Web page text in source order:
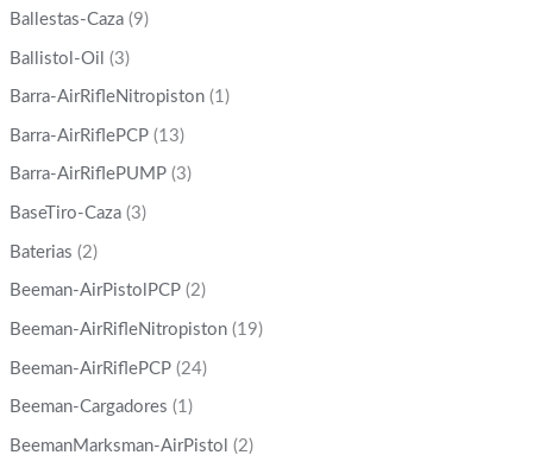
Ballestas-Caza (9)
Ballistol-Oil (3)
Barra-AirRifleNitropiston (1)
Barra-AirRiflePCP (13)
Barra-AirRiflePUMP (3)
BaseTiro-Caza (3)
Baterias (2)
Beeman-AirPistolPCP (2)
Beeman-AirRifleNitropiston (19)
Beeman-AirRiflePCP (24)
Beeman-Cargadores (1)
BeemanMarksman-AirPistol (2)